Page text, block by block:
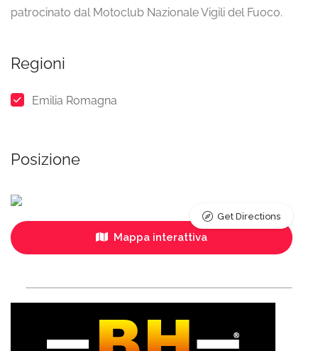
patrocinato dal Motoclub Nazionale Vigili del Fuoco.
Regioni
Emilia Romagna
Posizione
Mappa interattiva
Get Directions